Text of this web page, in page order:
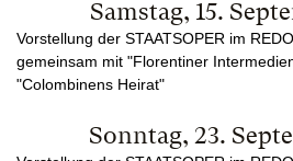
Samstag, 15.
Vorstellung der STAATSOPER im
gemeinsam mit "Florentiner
"Colombinens Heirat"
Sonntag, 23.